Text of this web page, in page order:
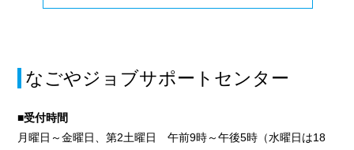
なごやジョブサポートセンター
■受付時間
月曜日～金曜日、第2土曜日 午前9時～午後5時（水曜日は18